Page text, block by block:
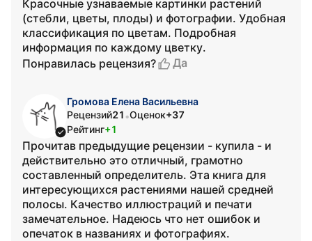
Красочные узнаваемые картинки растений
(стебли, цветы, плоды) и фотографии. Удобная
классификация по цветам. Подробная
информация по каждому цветку.
Понравилась рецензия?
Да
Громова Елена Васильевна
Рецензий21 •Оценок+37
Рейтинг+1
Прочитав предыдущие рецензии - купила - и
действительно это отличный, грамотно
составленный определитель. Эта книга для
интересующихся растениями нашей средней
полосы. Качество иллюстраций и печати
замечательное. Надеюсь что нет ошибок и
опечаток в названиях и фотографиях.